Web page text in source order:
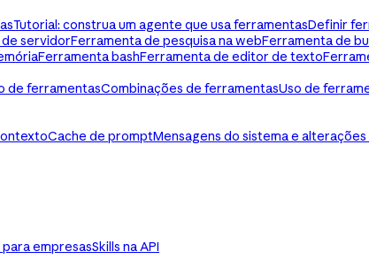
Tutorial: construa um agente que usa ferramentasDefinir
servidorFerramenta de pesquisa na webFerramenta de
Ferramenta bashFerramenta de editor de texto
de ferramentasCombinações de ferramentasUso de
Cache de promptMensagens do sistema e
para empresasSkills na API